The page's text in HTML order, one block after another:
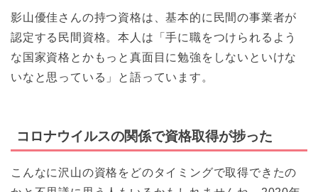
影山優佳さんの持つ資格は、基本的に民間の事業者が
認定する民間資格。本人は「手に職をつけられるよう
な国家資格とかもっと真面目に勉強をしないといけな
いなと思っている」と語っています。
コロナウイルスの関係で資格取得が捗った
こんなに沢山の資格をどのタイミングで取得できたの